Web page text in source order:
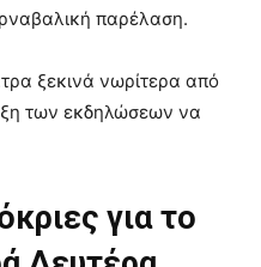
παρέλαση.
ξεκινά νωρίτερα από
των εκδηλώσεων να
για το